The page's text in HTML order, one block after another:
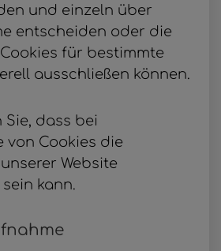
und einzeln über
entscheiden oder die
für bestimmte
ausschließen können.
Sie, dass bei
von Cookies die
Website
kann.